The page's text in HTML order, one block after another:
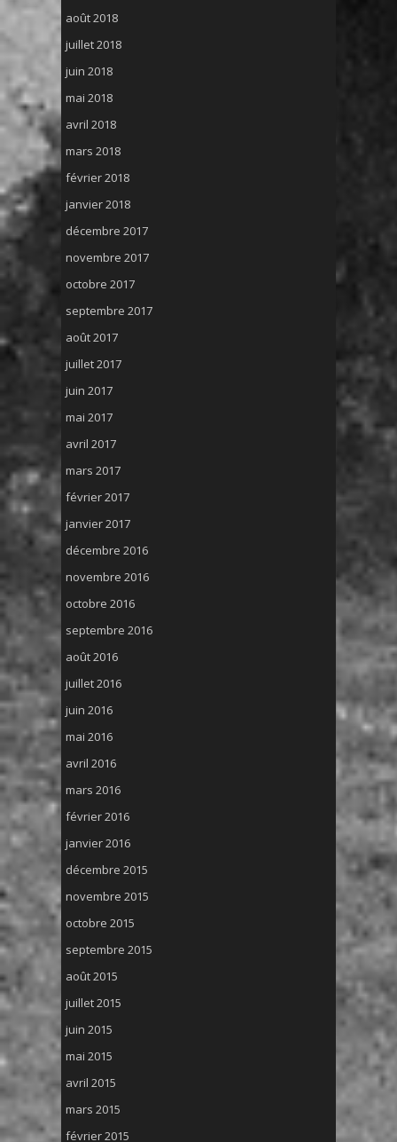
août 2018
juillet 2018
juin 2018
mai 2018
avril 2018
mars 2018
février 2018
janvier 2018
décembre 2017
novembre 2017
octobre 2017
septembre 2017
août 2017
juillet 2017
juin 2017
mai 2017
avril 2017
mars 2017
février 2017
janvier 2017
décembre 2016
novembre 2016
octobre 2016
septembre 2016
août 2016
juillet 2016
juin 2016
mai 2016
avril 2016
mars 2016
février 2016
janvier 2016
décembre 2015
novembre 2015
octobre 2015
septembre 2015
août 2015
juillet 2015
juin 2015
mai 2015
avril 2015
mars 2015
février 2015